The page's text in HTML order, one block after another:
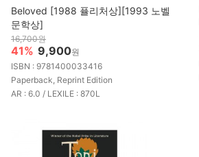
Beloved [1988 퓰리처상][1993 노벨
문학상]
16,700원
41% 9,900원
ISBN : 9781400033416
Paperback, Reprint Edition
AR : 6.0 / LEXILE : 870L